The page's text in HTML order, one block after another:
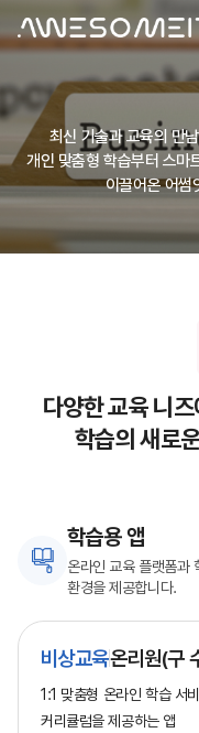
최신 기술과 교육의 만
개인 맞춤형 학습부터 스마
이끌어온 어썸
다양한 교육 니
학습의 새로
학습용 앱
온라인 교육 플랫폼과
환경을 제공합니다.
비상교육온리원(구
1:1 맞춤형 온라인 학습 서
커리큘럼을 제공하는 앱